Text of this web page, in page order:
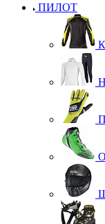
ПИЛОТ